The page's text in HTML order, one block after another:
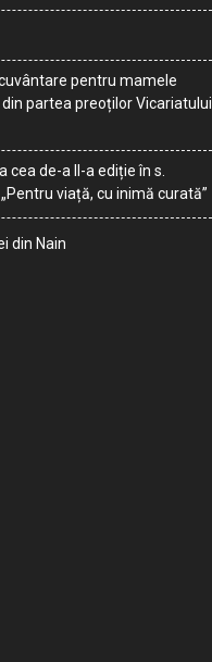
pentru mamele
partea preoților Vicariatului
cea de-a II-a ediție în s.
viață, cu inimă curată”
din Nain